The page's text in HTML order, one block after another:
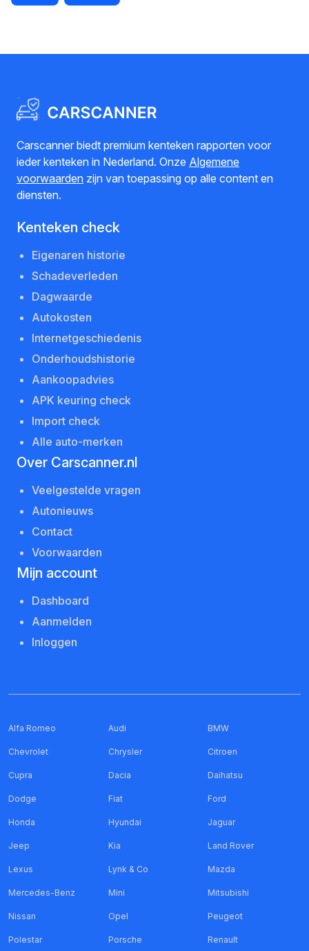
Carscanner biedt premium kenteken rapporten voor
ieder kenteken in Nederland. Onze Algemene
voorwaarden zijn van toepassing op alle content en
diensten.
Kenteken check
Eigenaren historie
Schadeverleden
Dagwaarde
Autokosten
Internetgeschiedenis
Onderhoudshistorie
Aankoopadvies
APK keuring check
Import check
Alle auto-merken
Over Carscanner.nl
Veelgestelde vragen
Autonieuws
Contact
Voorwaarden
Mijn account
Dashboard
Aanmelden
Inloggen
Alfa Romeo Audi BMW
Chevrolet Chrysler Citroen
Cupra Dacia Daihatsu
Dodge Fiat Ford
Honda Hyundai Jaguar
Jeep Kia Land Rover
Lexus Lynk & Co Mazda
Mercedes-Benz Mini Mitsubishi
Nissan Opel Peugeot
Polestar Porsche Renault